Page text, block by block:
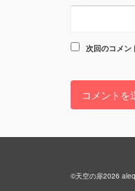
次回のコメン
©天空の扉2026